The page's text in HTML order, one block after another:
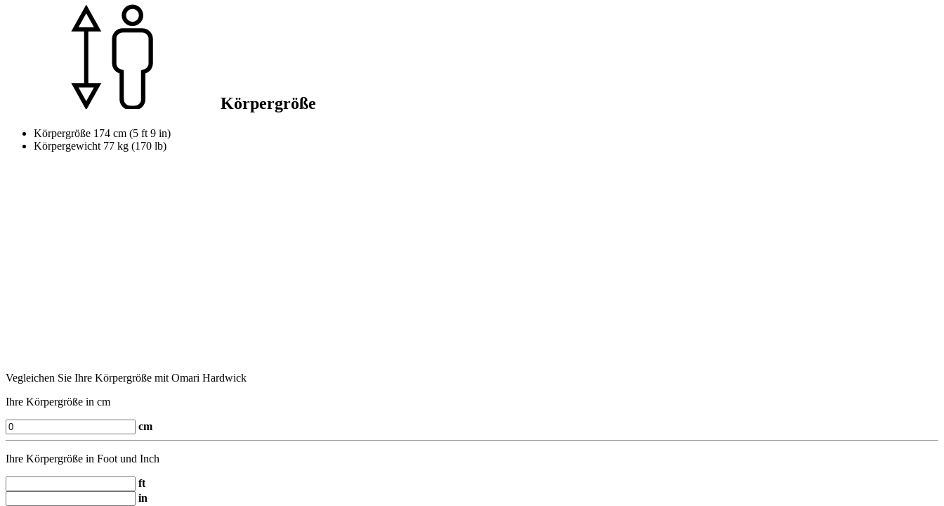
Körpergröße
Körpergröße 174 cm (5 ft 9 in)
Körpergewicht 77 kg (170 lb)
Vegleichen Sie Ihre Körpergröße mit Omari Hardwick
Ihre Körpergröße in cm
cm
Ihre Körpergröße in Foot und Inch
ft
in